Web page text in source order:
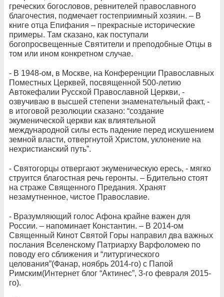
греческих богословов, ревнителей православного
благочестия, подмечает гостеприимный хозяин. – В
книге отца Епифания – прекрасные исторические
примеры. Там сказано, как поступали
богопросвещенные Святители и преподобные Отцы в
том или ином конкретном случае.
- В 1948-ом, в Москве, на Конференции Православных
Поместных Церквей, посвященной 500-летию
Автокефалии Русской Православной Церкви, -
озвучиваю в высшей степени знаменательный факт, -
в итоговой резолюции сказано: “создание
экуменической церкви как влиятельной
международной силы есть падение перед искушением
земной власти, отвергнутой Христом, уклонение на
нехристианский путь”.
- Святогорцы отвергают экуменическую ересь, - мягко
струится благостная речь геронты. – Бдительно стоят
на страже Священного Предания. Хранят
незамутненное, чистое Православие.
- Вразумляющий голос Афона крайне важен для
России. – напоминает Константин. – В 2014-ом
Священный Кинот Святой Горы направил два важных
послания Вселенскому Патриарху Варфоломею по
поводу его сближения и “литургического
целования”(Фанар, ноябрь 2014-го) с Папой
Римским(Интернет блог “Актинес”, 3-го февраля 2015-
го).